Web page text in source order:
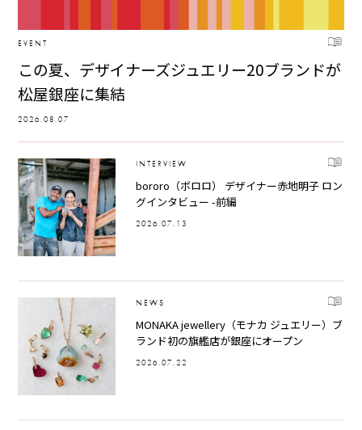
EVENT
この夏、デザイナーズジュエリー20ブランドが
松屋銀座に集結
2026.08.07
INTERVIEW
bororo（ボロロ） デザイナー赤地明子 ロン
グインタビュー -前編
2026.07.13
NEWS
MONAKA jewellery（モナカ ジュエリー）ブ
ランド初の旗艦店が銀座にオープン
2026.07.22